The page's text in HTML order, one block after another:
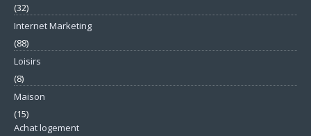
(32)
Internet Marketing
(88)
Loisirs
(8)
Maison
(15)
Achat logement